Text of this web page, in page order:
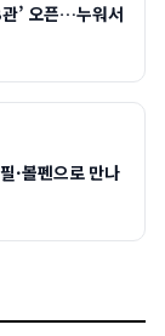
’ 오픈…누워서
·볼펜으로 만나